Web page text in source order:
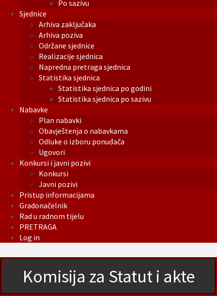
Po sazivu
Sjednice
Arhiva zaključaka
Arhiva poziva
Održane sjednice
Realizacije sjednica
Napredna pretraga sjednica
Statistika sjednica
Statistika sjednica po godini
Statistika sjednica po sazivu
Nabavke
Plan nabavki
Obavještenja o nabavkama
Odluke o izboru ponuđača
Ugovori
Konkursi i javni pozivi
Konkursi
Javni pozivi
Pristup informacijama
Gradonačelnik
Rad u radnom tijelu
PRETRAGA
Log in
Komisija za Statut i akte